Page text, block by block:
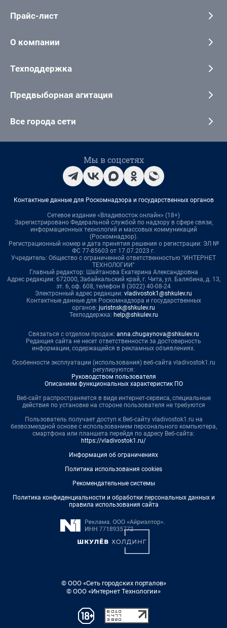
Прайс-лист
О компании
Техподдержка
Предвыборная агитация
Все города сети
Мы в соцсетях
Контактные данные для Роскомнадзора и государственных органов
Сетевое издание «Владивосток онлайн» (18+)
Зарегистрировано Федеральной службой по надзору в сфере связи,
информационных технологий и массовых коммуникаций
(Роскомнадзор).
Регистрационный номер и дата принятия решения о регистрации: ЭЛ №
ФС 77-85603 от 17.07.2023 г.
Учредитель: Общество с ограниченной ответственностью "ИНТЕРНЕТ
ТЕХНОЛОГИИ"
Главный редактор: Шайтанова Екатерина Александровна
Адрес редакции: 672000, Забайкальский край, г. Чита, ул. Балябина, д. 13,
эт. 6, оф. 608, телефон 8 (3022) 40-08-24
Электронный адрес редакции: vladivostok1@shkulev.ru
Контактные данные для Роскомнадзора и государственных
органов: juristnsk@shkulev.ru
Техподдержка: help@shkulev.ru
Связаться с отделом продаж: anna.chugaynova@shkulev.ru
Редакция сайта не несет ответственности за достоверность
информации, содержащейся в рекламных объявлениях.
Особенности эксплуатации (использования) веб-сайта vladivostok1.ru
регулируются:
Руководством пользователя
Описанием функциональных характеристик ПО
Веб-сайт распространяется в виде интернет-сервиса, специальные
действия по установке на стороне пользователя не требуются
Пользователь получает доступ к Веб-сайту vladivostok1.ru на
безвозмездной основе с использованием персонального компьютера,
смартфона или планшета перейдя по адресу Веб-сайта:
https://vladivostok1.ru/
Информация об ограничениях
Политика использования cookies
Рекомендательные системы
Политика конфиденциальности и обработки персональных данных и
правила использования сайта
© ООО «Сеть городских порталов»
© ООО «Интернет Технологии»